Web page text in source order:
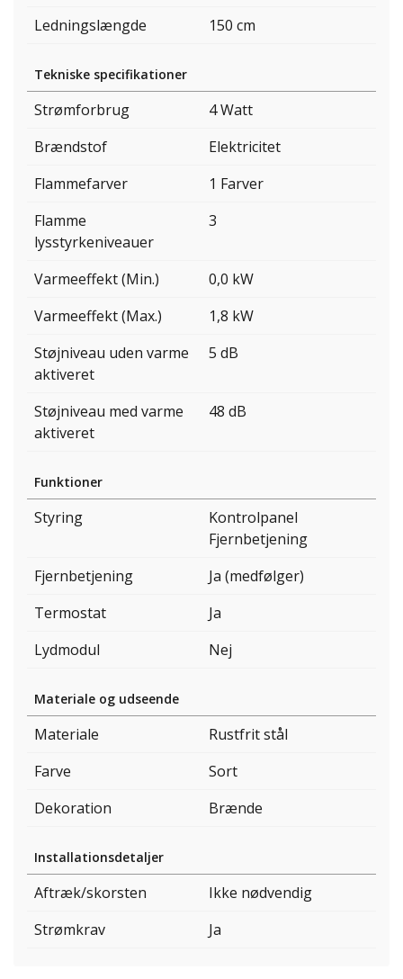
Ledningslængde
150 cm
Tekniske specifikationer
Strømforbrug
4 Watt
Brændstof
Elektricitet
Flammefarver
1 Farver
Flamme
lysstyrkeniveauer
3
Varmeeffekt (Min.)
0,0 kW
Varmeeffekt (Max.)
1,8 kW
Støjniveau uden varme
aktiveret
5 dB
Støjniveau med varme
aktiveret
48 dB
Funktioner
Styring
Kontrolpanel
Fjernbetjening
Fjernbetjening
Ja (medfølger)
Termostat
Ja
Lydmodul
Nej
Materiale og udseende
Materiale
Rustfrit stål
Farve
Sort
Dekoration
Brænde
Installationsdetaljer
Aftræk/skorsten
Ikke nødvendig
Strømkrav
Ja